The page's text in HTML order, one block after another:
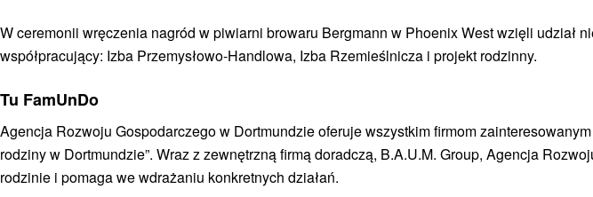
W ceremonii wręczenia nagród w piwiarni browaru Bergmann w Phoenix West wzięli
współpracujący: Izba Przemysłowo-Handlowa, Izba Rzemieślnicza i projekt rodzinny.
Tu FamUnDo
Agencja Rozwoju Gospodarczego w Dortmundzieoferuje wszystkim firmom
rodziny w Dortmundzie”. Wraz z zewnętrzną firmą doradczą, B.A.U.M. Group, Agencja
rodzinie i pomaga we wdrażaniu konkretnych działań.